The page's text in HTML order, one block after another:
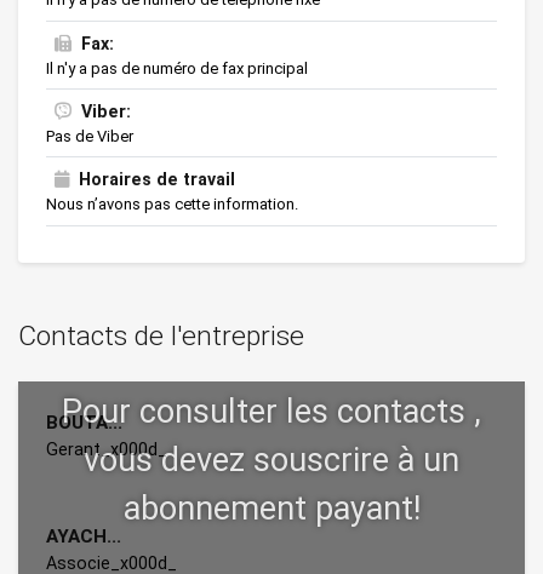
Fax:
Il n'y a pas de numéro de fax principal
Viber:
Pas de Viber
Horaires de travail
Nous n’avons pas cette information.
Contacts de l'entreprise
BOUTA...
Gerant_x000d_
AYACH...
Associe_x000d_